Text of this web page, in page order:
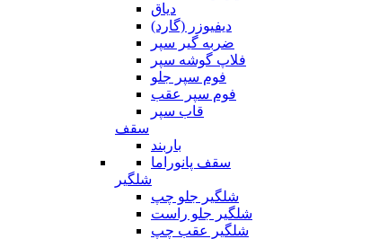
دیاق
دیفیوزر (گارد)
ضربه گیر سپر
فلاپ گوشه سپر
فوم سپر جلو
فوم سپر عقب
قاب سپر
سقف
باربند
سقف پانوراما
شلگیر
شلگیر جلو چپ
شلگیر جلو راست
شلگیر عقب چپ